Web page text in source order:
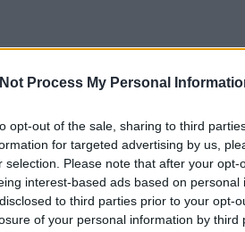
Process My Personal
opt-out of the sale, sharing to third
for targeted advertising by us,
selection. Please note that after your
interest-based ads based on
to third parties prior to your opt-
of your personal information by third